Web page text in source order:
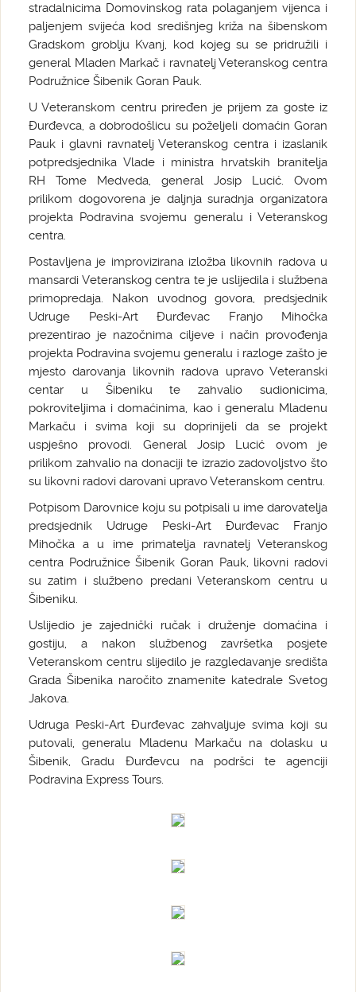
stradalnicima Domovinskog rata polaganjem vijenca i
paljenjem svijeća kod središnjeg križa na šibenskom
Gradskom groblju Kvanj, kod kojeg su se pridružili i
general Mladen Markač i ravnatelj Veteranskog centra
Podružnice Šibenik Goran Pauk.
U Veteranskom centru priređen je prijem za goste iz
Đurđevca, a dobrodošlicu su poželjeli domaćin Goran
Pauk i glavni ravnatelj Veteranskog centra i izaslanik
potpredsjednika Vlade i ministra hrvatskih branitelja
RH Tome Medveda, general Josip Lucić. Ovom
prilikom dogovorena je daljnja suradnja organizatora
projekta Podravina svojemu generalu i Veteranskog
centra.
Postavljena je improvizirana izložba likovnih radova u
mansardi Veteranskog centra te je uslijedila i službena
primopredaja. Nakon uvodnog govora, predsjednik
Udruge Peski-Art Đurđevac Franjo Mihočka
prezentirao je nazočnima ciljeve i način provođenja
projekta Podravina svojemu generalu i razloge zašto je
mjesto darovanja likovnih radova upravo Veteranski
centar u Šibeniku te zahvalio sudionicima,
pokroviteljima i domaćinima, kao i generalu Mladenu
Markaču i svima koji su doprinijeli da se projekt
uspješno provodi. General Josip Lucić ovom je
prilikom zahvalio na donaciji te izrazio zadovoljstvo što
su likovni radovi darovani upravo Veteranskom centru.
Potpisom Darovnice koju su potpisali u ime darovatelja
predsjednik Udruge Peski-Art Đurđevac Franjo
Mihočka a u ime primatelja ravnatelj Veteranskog
centra Podružnice Šibenik Goran Pauk, likovni radovi
su zatim i službeno predani Veteranskom centru u
Šibeniku.
Uslijedio je zajednički ručak i druženje domaćina i
gostiju, a nakon službenog završetka posjete
Veteranskom centru slijedilo je razgledavanje središta
Grada Šibenika naročito znamenite katedrale Svetog
Jakova.
Udruga Peski-Art Đurđevac zahvaljuje svima koji su
putovali, generalu Mladenu Markaču na dolasku u
Šibenik, Gradu Đurđevcu na podršci te agenciji
Podravina Express Tours.